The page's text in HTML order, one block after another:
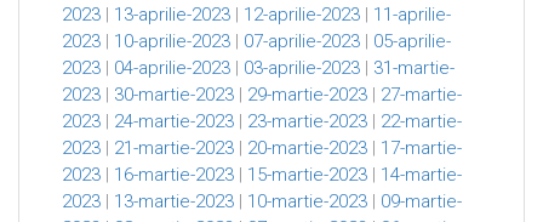
2023 | 13-aprilie-2023 | 12-aprilie-2023 | 11-aprilie-
2023 | 10-aprilie-2023 | 07-aprilie-2023 | 05-aprilie-
2023 | 04-aprilie-2023 | 03-aprilie-2023 | 31-martie-
2023 | 30-martie-2023 | 29-martie-2023 | 27-martie-
2023 | 24-martie-2023 | 23-martie-2023 | 22-martie-
2023 | 21-martie-2023 | 20-martie-2023 | 17-martie-
2023 | 16-martie-2023 | 15-martie-2023 | 14-martie-
2023 | 13-martie-2023 | 10-martie-2023 | 09-martie-